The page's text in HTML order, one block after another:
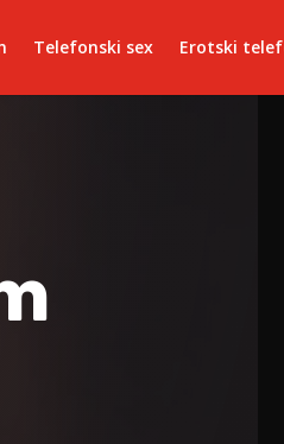
Telefonski sex Erotski